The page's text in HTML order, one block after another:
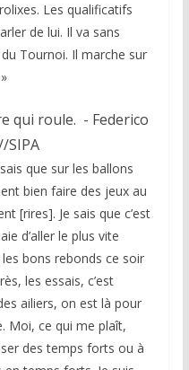
Les qualificatifs
de lui. Il va sans
Tournoi. Il marche sur
qui roule. - Federico
SIPA
sais que sur les ballons
bien faire des jeux au
[rires]. Je sais que c’est
d’aller le plus vite
les bons rebonds ce soir
les essais, c’est
ailiers, on est là pour
Moi, ce qui me plaît,
des temps forts ou à